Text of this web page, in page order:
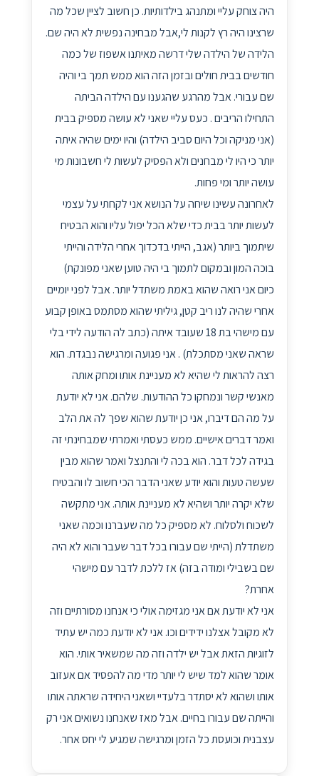
היה צוחק עליי ומתנהג בילדותיות. כן חשוב לציין שכל מה
שרצינו היה רץ לקנות לי,אבל מבחינה נפשית לא היה שם.
הלידה של הילדה שלי דרשה מאיתנו אשפוז של כמה
חודשים בבית חולים ובזמן הזה הוא ממש תמך בי והיה
שם עבורי. אבל מהרגע שהגענו עם הילדה הביתה
התחילו הריבים . כעס עליי שאני לא עושה מספיק בבית
(אני מניקה וכל היום סביב הילדה) והיו ימים שהיה איתה
יותר כי היו לי מבחנים ולא הפסיק לעשות לי חשבונות מי
עושה יותר ומי פחות.
לאחרונה עשינו שיחה על הנושא אני לקחתי על עצמי
לעשות יותר בבית כדי שלא הכל יפול עליו והוא הבטיח
שיתמוך ביותר (אגב, הייתי בדכדוך אחרי הלידה והייתי
בוכה המון ובמקום לתמוך בי היה טוען שאני מפונקת)
כיום אני רואה שהוא באמת משתדל יותר. אבל לפני יומיים
אחרי שהיה לנו ריב קטן, גיליתי שהוא מסתמס באופן קבוע
עם מישהי בת 18 שעובד איתה (כתב לה הודעה לידי בלי
שראה שאני מסתכלת) . אני פגועה ומרגישה נבגדת. הוא
רצה להראות לי שהיא לא מעניינת אותו ומחק אותה
מאנשי קשר ונמחקו כל ההודעות. שלהם. אני לא יודעת
על מה הם דיברו, אני כן יודעת שהוא שפך לה את הלב
ואמר דברים אישיים. ממש כעסתי ואמרתי שמבחינתי זה
בגידה לכל דבר. הוא בכה לי והתנצל ואמר שהוא מבין
שעשה טעות והוא יודע שאני הדבר הכי חשוב לו והבטיח
שלא יקרה יותר ושהיא לא מעניינת אותה. אני מתקשה
לשכוח ולסלוח. לא מספיק כל מה שעברנו וכמה שאני
משתדלת (הייתי שם עבורו בכל דבר שעבר והוא לא היה
שם בשבילי ומודה בזה) אז ללכת לדבר עם מישהי
אחרת?
אני לא יודעת אם אני מגזימה אולי כי אנחנו מסורתיים וזה
לא מקובל אצלנו ידידים וכו. אני לא יודעת כמה יש עתיד
לזוגיות הזאת אבל יש ילדה וזה מה שמשאיר אותי. הוא
אומר שהוא למד שיש לי יותר מדי מה להפסיד אם אעזוב
אותו ושהוא לא יסתדר בלעדיי ושאני היחידה שראתה אותו
והייתה שם עבורו בחיים. אבל מאז שאנחנו נשואים אני רק
עצבנית וכועסת כל הזמן ומרגישה שמגיע לי יחס אחר.